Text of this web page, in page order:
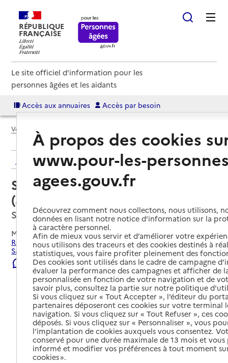
RÉPUBLIQUE
FRANÇAISE
Le site officiel d'information pour les
personnes âgées et les aidants
Accès aux annuaires Accès par besoin
Voir le fil d’Ariane
Retour aux résultats de l'annuaire
Service autonomie à domicile
(aide) – ADMR
Sablons sur Huisne, ORNE
Mis à jour le29/07/2026
Rechercher les établissements et services autour de
Sablons sur Huisne.
Signaler une erreur
À propos des cookies
www.pour-les-
agees.gouv.fr
Découvrez comment nous collectons, nous utilisons,
données en lisant notre notice d’information sur la
à caractère personnel.
Afin de mieux vous servir et d’améliorer votre
nous utilisons des traceurs et des cookies destinés à
statistiques, vous faire profiter pleinement des
Des cookies sont utilisés dans le cadre de campagne
évaluer la performance des campagnes et afficher de
personnalisée en fonction de votre navigation et de
savoir plus, consultez la partie sur notre politique
Si vous cliquez sur « Tout Accepter », l’éditeur du
partenaires déposeront ces cookies sur votre terminal
navigation. Si vous cliquez sur « Tout Refuser », ces
déposés. Si vous cliquez sur « Personnaliser », vous
l’implantation de cookies auxquels vous consentez.
conservé pour une durée maximale de 13 mois et
informé et modifier vos préférences à tout moment
cookies ».